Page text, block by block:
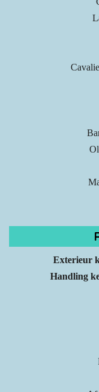
Exterieur
Handling